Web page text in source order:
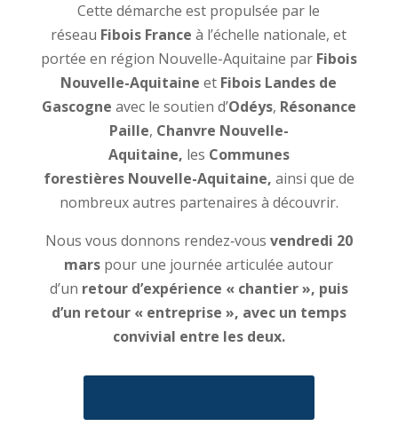
Cette démarche est propulsée par le
réseau Fibois France à l’échelle nationale, et
portée en région Nouvelle-Aquitaine par Fibois
Nouvelle-Aquitaine et Fibois Landes de
Gascogne avec le soutien d’Odéys, Résonance
Paille, Chanvre Nouvelle-
Aquitaine, les Communes
forestièresNouvelle-Aquitaine, ainsi que de
nombreux autres partenaires à découvrir.
Nous vous donnons rendez‑vous vendredi 20
mars pour une journée articulée autour
d’un retour d’expérience « chantier », puis
d’un retour « entreprise », avec un temps
convivial entre les deux.